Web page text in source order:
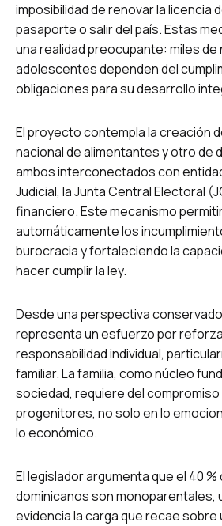
imposibilidad de renovar la licencia
pasaporte o salir del país. Estas
una realidad preocupante: miles de
adolescentes dependen del
obligaciones para su desarrollo
El proyecto contempla la creación
nacional de alimentantes y otro de
ambos interconectados con
Judicial, la Junta Central Electoral
financiero. Este mecanismo
automáticamente los
burocracia y fortaleciendo la
hacer cumplir la ley.
Desde una perspectiva
representa un esfuerzo por
responsabilidad individual,
familiar. La familia, como núcleo
sociedad, requiere del
progenitores, no solo en lo
lo económico.
El legislador argumenta que el 40
dominicanos son monoparentales,
evidencia la carga que recae sobre